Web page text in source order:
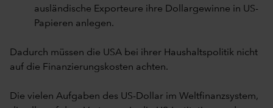
ausländische Exporteure ihre Dollargewinne in US-
Papieren anlegen.
Dadurch müssen die USA bei ihrer Haushaltspolitik nicht
auf die Finanzierungskosten achten.
Die vielen Aufgaben des US-Dollar im Weltfinanzsystem,